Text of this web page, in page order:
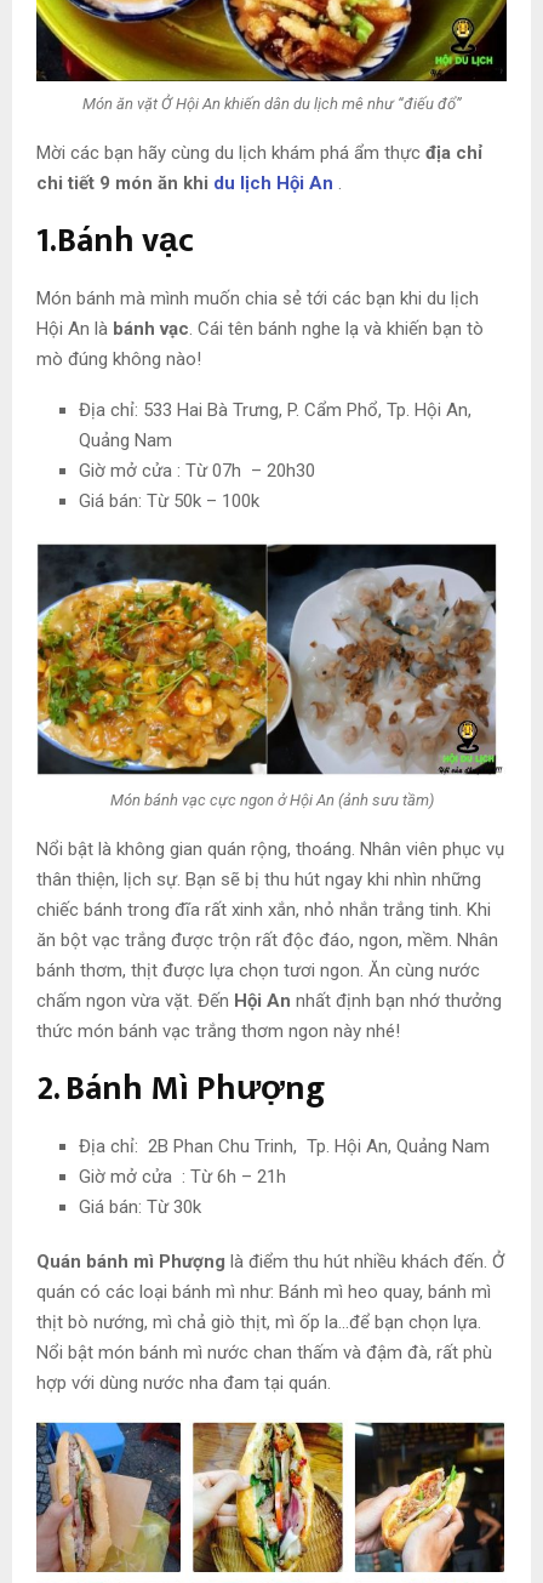
Món ăn vặt Ở Hội An khiến dân du lịch mê như “điếu đổ”
Mời các bạn hãy cùng du lịch khám phá ẩm thực địa chỉ
chi tiết 9 món ăn khi du lịch Hội An .
1.Bánh vạc
Món bánh mà mình muốn chia sẻ tới các bạn khi du lịch
Hội An là bánh vạc. Cái tên bánh nghe lạ và khiến bạn tò
mò đúng không nào!
Địa chỉ: 533 Hai Bà Trưng, P. Cẩm Phổ, Tp. Hội An,
Quảng Nam
Giờ mở cửa : Từ 07h – 20h30
Giá bán: Từ 50k – 100k
Món bánh vạc cực ngon ở Hội An (ảnh sưu tầm)
Nổi bật là không gian quán rộng, thoáng. Nhân viên phục vụ
thân thiện, lịch sự. Bạn sẽ bị thu hút ngay khi nhìn những
chiếc bánh trong đĩa rất xinh xắn, nhỏ nhắn trắng tinh. Khi
ăn bột vạc trắng được trộn rất độc đáo, ngon, mềm. Nhân
bánh thơm, thịt được lựa chọn tươi ngon. Ăn cùng nước
chấm ngon vừa vặt. Đến Hội An nhất định bạn nhớ thưởng
thức món bánh vạc trắng thơm ngon này nhé!
2. Bánh Mì Phượng
Địa chỉ: 2B Phan Chu Trinh, Tp. Hội An, Quảng Nam
Giờ mở cửa : Từ 6h – 21h
Giá bán: Từ 30k
Quán bánh mì Phượng là điểm thu hút nhiều khách đến. Ở
quán có các loại bánh mì như: Bánh mì heo quay, bánh mì
thịt bò nướng, mì chả giò thịt, mì ốp la…để bạn chọn lựa.
Nổi bật món bánh mì nước chan thấm và đậm đà, rất phù
hợp với dùng nước nha đam tại quán.